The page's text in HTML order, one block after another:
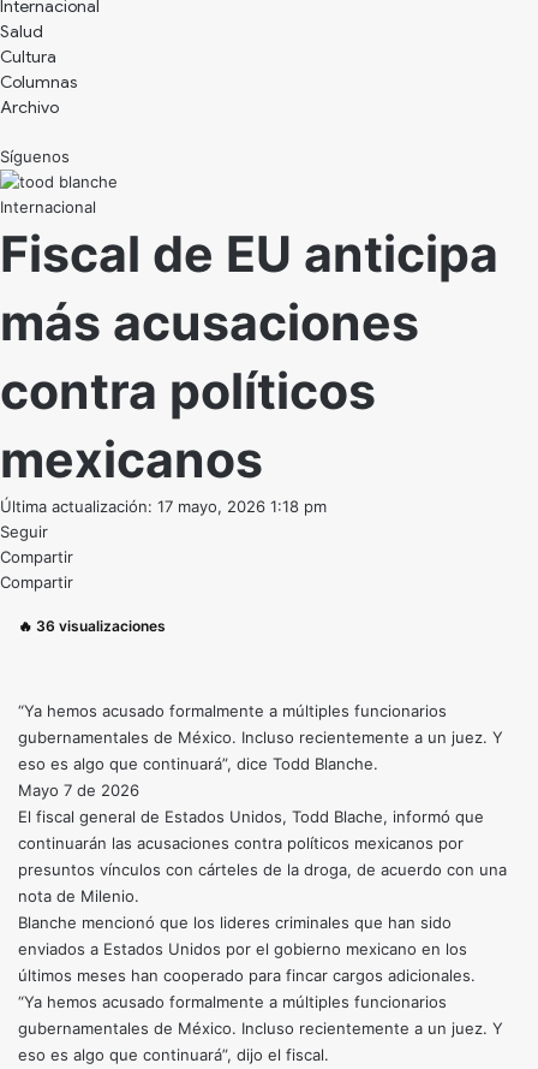
Internacional
Salud
Cultura
Archivo
Síguenos
Internacional
Fiscal de EU anticipa
más acusaciones
contra políticos
mexicanos
Última actualización: 17 mayo, 2026 1:18 pm
Seguir
Compartir
Compartir
🔥 36 visualizaciones
“Ya hemos acusado formalmente a múltiples funcionarios
gubernamentales de México. Incluso recientemente a un juez. Y
eso es algo que continuará”, dice Todd Blanche.
Mayo 7 de 2026
El fiscal general de Estados Unidos, Todd Blache, informó que
continuarán las acusaciones contra políticos mexicanos por
presuntos vínculos con cárteles de la droga, de acuerdo con una
nota de Milenio.
Blanche mencionó que los lideres criminales que han sido
enviados a Estados Unidos por el gobierno mexicano en los
últimos meses han cooperado para fincar cargos adicionales.
“Ya hemos acusado formalmente a múltiples funcionarios
gubernamentales de México. Incluso recientemente a un juez. Y
eso es algo que continuará”, dijo el fiscal.